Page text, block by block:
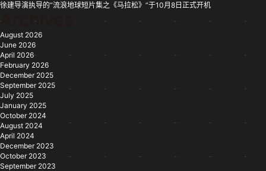
徐建导演执导的“流浪地球短片集之《马拉松》”于10月8日正式开机
Archives
August 2026
June 2026
April 2026
February 2026
December 2025
September 2025
July 2025
January 2025
October 2024
August 2024
April 2024
December 2023
October 2023
September 2023